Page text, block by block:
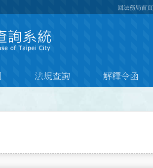
回法務局首頁
法規查詢 解釋令函